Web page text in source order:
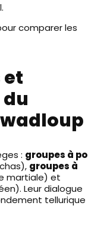
comparer les
et
: groupes à po
groupes à
martiale) et
Leur dialogue
tellurique